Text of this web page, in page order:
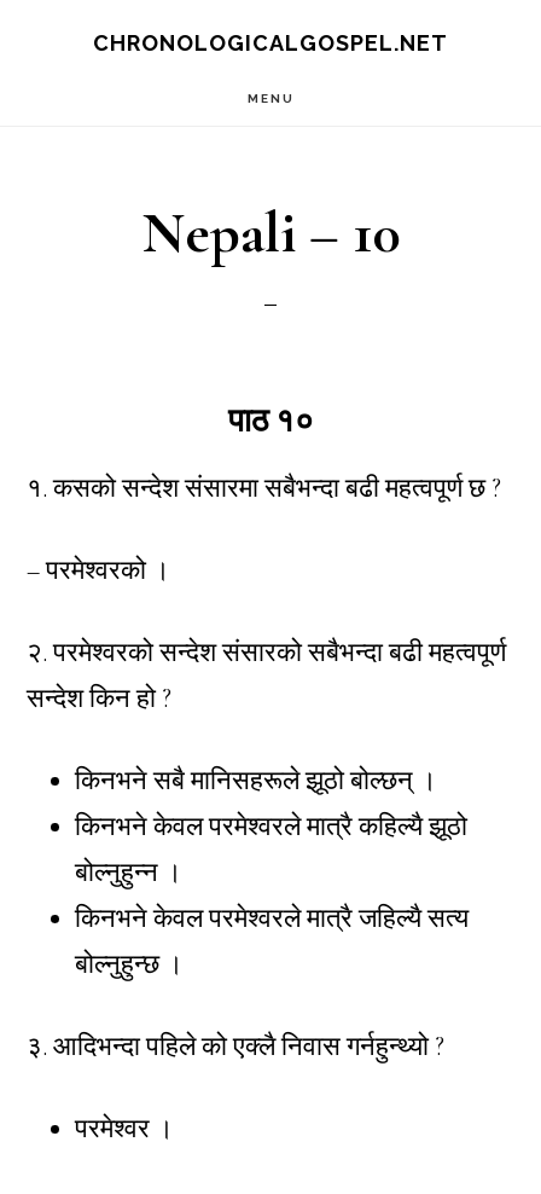
CHRONOLOGICALGOSPEL.NET
MENU
Nepali – 10
पाठ १०
१. कसको सन्देश संसारमा सबैभन्दा बढी महत्वपूर्ण छ ?
– परमेश्वरको ।
२. परमेश्वरको सन्देश संसारको सबैभन्दा बढी महत्वपूर्ण
सन्देश किन हो ?
किनभने सबै मानिसहरूले झूठो बोल्छन् ।
किनभने केवल परमेश्वरले मात्रै कहिल्यै झूठो
बोल्नुहुन्न ।
किनभने केवल परमेश्वरले मात्रै जहिल्यै सत्य
बोल्नुहुन्छ ।
३. आदिभन्दा पहिले को एक्लै निवास गर्नहुन्थ्यो ?
परमेश्वर ।